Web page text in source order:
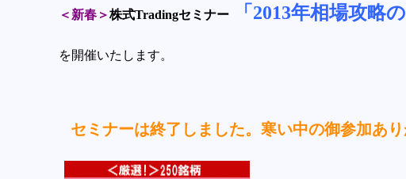
＜新春＞株式Tradingセミナー 「2013年相場攻略の
を開催いたします。
セミナーは終了しました。寒い中の御参加あり